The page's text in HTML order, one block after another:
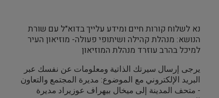
נא לשלוח קורות חיים ומידע עלייך בדוא"ל עם שורת
הנושא: מנהלת קהילה ושיתופי פעולה- מוזיאון העיר
למיכל בהרב עוזרד מנהלת המוזיאון
يرجى إرسال سيرتك الذاتية ومعلومات عن نفسك عبر
البريد الإلكتروني مع الموضوع: مديرة المجتمع والتعاون
- متحف المدينة إلى ميخال بيهراف عوزيراد مديرة